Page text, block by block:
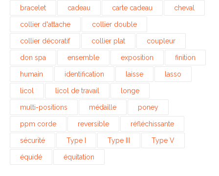
bracelet cadeau carte cadeau cheval
collier d'attache collier double
collier décoratif collier plat coupleur
don spa ensemble exposition finition
humain identification laisse lasso
licol licol de travail longe
multi-positions médaille poney
ppm corde reversible réfléchissante
sécurité Type I Type III Type V
équidé équitation